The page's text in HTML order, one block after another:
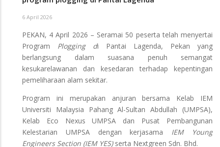
6 April 2026
PEKAN, 4 April 2026 – Seramai 50 peserta telah menyertai
Program Plogging di Pantai Lagenda, Pekan yang
berlangsung dalam suasana penuh semangat
kesukarelawanan dan kesedaran terhadap kepentingan
pemeliharaan alam sekitar.
Program ini merupakan anjuran bersama Kelab IEM
Universiti Malaysia Pahang Al-Sultan Abdullah (UMPSA),
Kelab Eco Nexus UMPSA dan Pusat Pembangunan
Kelestarian UMPSA dengan kerjasama IEM Young
Engineers Section (IEM YES) serta Nextgreen Sdn. Bhd.